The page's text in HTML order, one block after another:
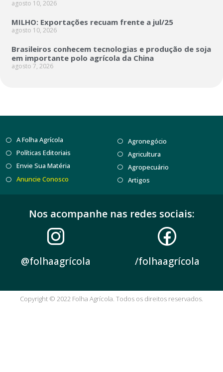
agosto 10, 2026
MILHO: Exportações recuam frente a jul/25
agosto 10, 2026
Brasileiros conhecem tecnologias e produção de soja
em importante polo agrícola da China
agosto 7, 2026
A Folha Agrícola
Políticas Editoriais
Envie Sua Matéria
Anuncie Conosco
Agronegócio
Agricultura
Agropecuário
Artigos
Nos acompanhe nas redes sociais:
@folhaagrícola /folhaagrícola
Copyright © 2022 Folha Agrícola. Todos os direitos reservados.